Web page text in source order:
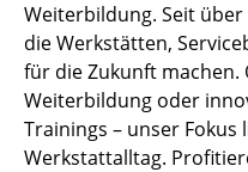
Weiterbildung. Seit
die Werkstätten,
für die Zukunft machen.
Weiterbildung oder
Trainings – unser
Werkstattalltag.